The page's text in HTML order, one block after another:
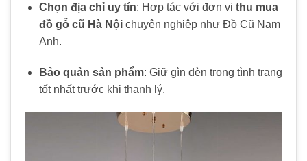
Chọn địa chỉ uy tín: Hợp tác với đơn vị thu mua
đồ gỗ cũ Hà Nộichuyên nghiệp như Đồ Cũ Nam
Anh.
Bảo quản sản phẩm: Giữ gìn đèn trong tình trạng
tốt nhất trước khi thanh lý.